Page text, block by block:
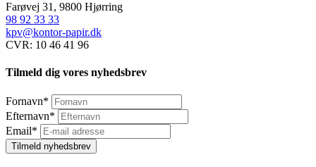
Farøvej 31, 9800 Hjørring
98 92 33 33
kpv@kontor-papir.dk
CVR: 10 46 41 96
Tilmeld dig vores nyhedsbrev
Fornavn*
Efternavn*
Email*
Tilmeld nyhedsbrev